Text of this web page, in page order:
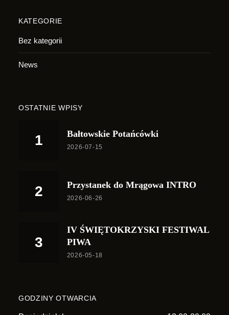
KATEGORIE
Bez kategorii
News
OSTATNIE WPISY
Bałtowskie Potańcówki
2026-07-15
Przystanek do Mrągowa INTRO
2026-06-26
IV ŚWIĘTOKRZYSKI FESTIWAL
PIWA
2026-05-18
GODZINY OTWARCIA